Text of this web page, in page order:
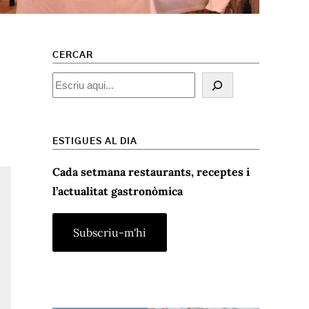
CERCAR
Cercar
ESTIGUES AL DIA
Cada setmana restaurants, receptes i
l’actualitat gastronòmica